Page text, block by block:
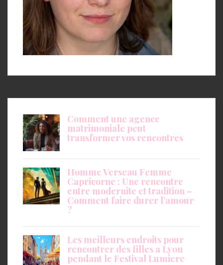
Comment une agence
matrimoniale peut
transformer vos rencontres
Homme Verseau Femme
Capricorne : Une rencontre
entre modernite et tradition –
Comment faire durer l’amour
?
Les meilleurs endroits pour
rencontrer des filles a Lyon
pendant le Festival Lumiere